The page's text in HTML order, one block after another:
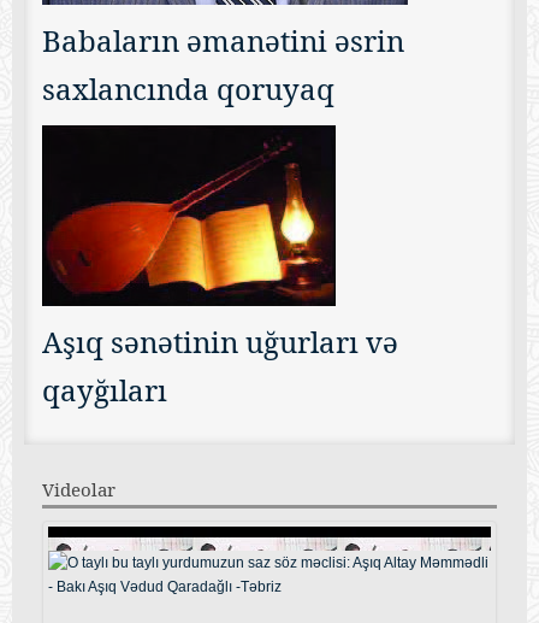
Babaların əmanətini əsrin
saxlancında qoruyaq
Aşıq sənətinin uğurları və
qayğıları
Videolar